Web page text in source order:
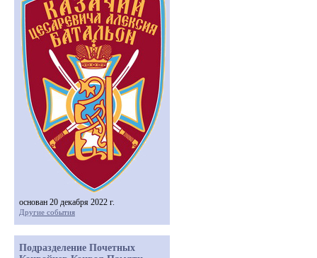
основан 20 декабря 2022 г.
Другие события
Подразделение Почетных